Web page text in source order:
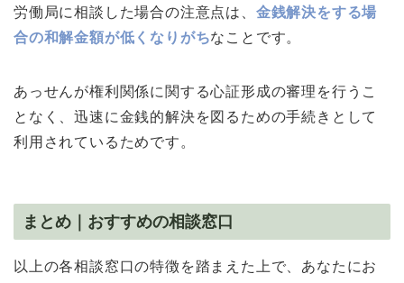
労働局に相談した場合の注意点は、 金銭解決をする場
合の和解金額が低くなりがちなことです。
あっせんが権利関係に関する心証形成の審理を行うこ
となく、迅速に金銭的解決を図るための手続きとして
利用されているためです。
まとめ｜おすすめの相談窓口
以上の各相談窓口の特徴を踏まえた上で、あなたにお